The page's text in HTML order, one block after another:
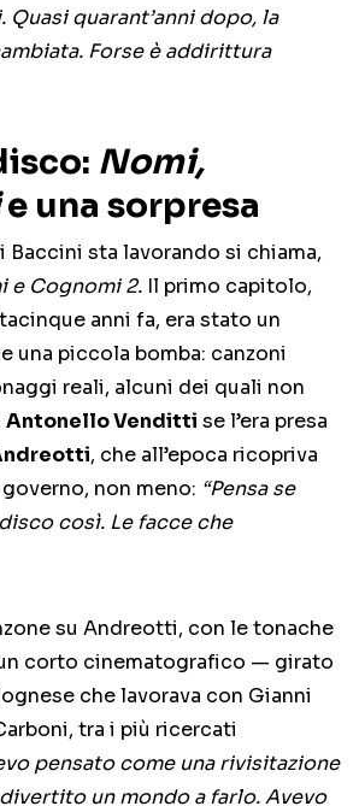
quarant’anni dopo, la
Forse è addirittura
Nomi,
e una sorpresa
sta lavorando si chiama,
e Cognomi 2. Il primo capitolo,
anni fa, era stato un
una piccola bomba: canzoni
reali, alcuni dei quali non
Antonello Venditti se l’era presa
, che all’epoca ricopriva
non meno: “Pensa se
così. Le facce che
su Andreotti, con le tonache
corto cinematografico — girato
che lavorava con Gianni
tra i più ricercati
pensato come una rivisitazione
un mondo a farlo. Avevo